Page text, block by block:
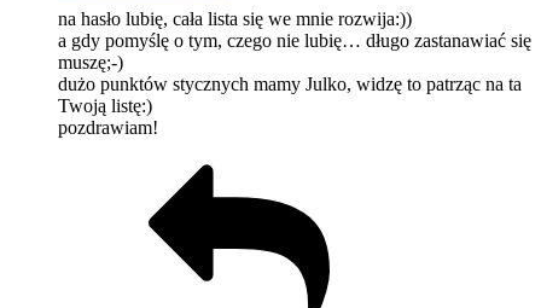
na hasło lubię, cała lista się we mnie rozwija:))
a gdy pomyślę o tym, czego nie lubię… długo zastanawiać się
muszę;-)
dużo punktów stycznych mamy Julko, widzę to patrząc na ta
Twoją listę:)
pozdrawiam!